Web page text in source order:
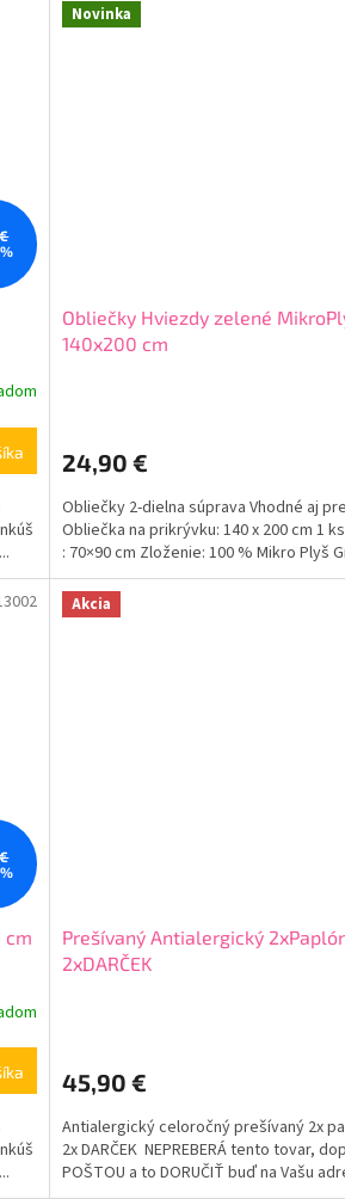
Novinka
Obliečky Hviezdy zelené
140x200 cm
24,90 €
Obliečky 2-dielna súprava Vhodné aj
Obliečka na prikrývku: 140 x 200 cm 1
: 70×90 cm Zloženie: 100 % Mikro Plyš
cm
Akcia
Prešívaný Antialergický
2xDARČEK
45,90 €
Antialergický celoročný prešívaný 2x
2x DARČEK NEPREBERÁ tento tovar,
POŠTOU a to DORUČIŤ buď na Vašu